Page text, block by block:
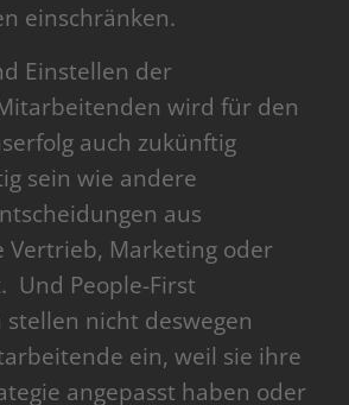
einschränken.
Einstellen der
wird für den
auch zukünftig
sein wie andere
aus
Vertrieb, Marketing oder
Und People-First
nicht deswegen
ein, weil sie ihre
angepasst haben oder